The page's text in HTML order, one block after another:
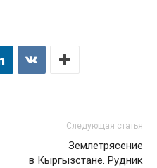
Следующая статья
Землетрясение
в Кыргызстане. Рудник